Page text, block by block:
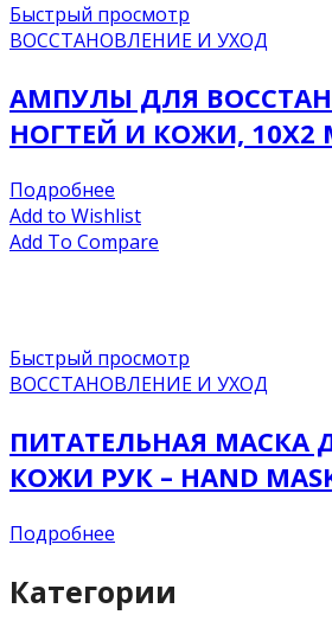
Быстрый просмотр
ВОССТАНОВЛЕНИЕ И УХОД
АМПУЛЫ ДЛЯ
НОГТЕЙ И КОЖИ, 10Х2
Подробнее
Add to Wishlist
Add To Compare
Быстрый просмотр
ВОССТАНОВЛЕНИЕ И УХОД
ПИТАТЕЛЬНАЯ МАСКА
КОЖИ РУК – HAND
Подробнее
Категории